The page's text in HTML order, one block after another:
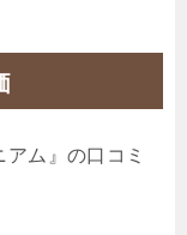
アム』の口コミ